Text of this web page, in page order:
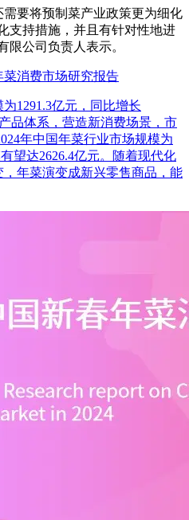
要将预制菜产业政策更为细化
支持措施，并且有针对性地进
限公司负责人表示。
菜消费市场研究报告
1291.3亿元，同比增长
品体系，营造新消费场景，市
年中国年菜行业市场规模为
望达2626.4亿元。随着现代化
年菜演变成新兴零售商品，能